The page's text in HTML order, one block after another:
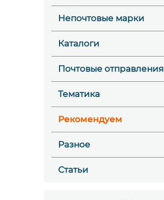
Непочтовые марки
Каталоги
Почтовые отправления
Тематика
Рекомендуем
Разное
Статьи